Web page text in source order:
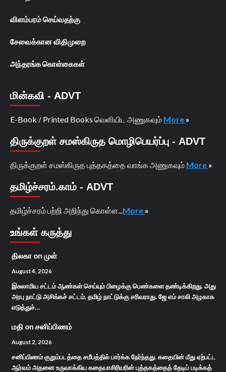
விளம்பரம் செய்வதற்கு
சேவைக்கான விதிமுறை
அந்தரங்க கொள்கைகள்
மின்கவி - ADVT
E-Book / Printed Books வெளியிட அணுகவும் More »
திருக்குறள் சமஸ்கிருத மொழிபெயர்ப்பு - ADVT
திருக்குறள் சமஸ்கிருத புத்தகத்தை வாங்க அணுகவும் More »
தமிழ்ச்சரம்.காம் - ADVT
தமிழ்ச்சரம் பற்றி அறிந்து கொள்ள... More »
உங்கள் கருத்து
திலகா on முள்
August 4, 2026
இசுலாமிய சட்டம் ஆண்கள் செய்யும் பிழைக்கு பெண்களை தண்டிக்கிறது. அது
அரபு நாட்டு அசிங்கச் சட்டம். தமிழ் நாட்டுக்கு சரிவராது. ஜே எம் சாலி அழகாக
எடுத்துச்…
மதி on சனிப்பிணம்
August 2, 2026
சனிப்பிணம் குறும்படத்தை சமீபத்தில் பார்க்க நேர்ந்தது. கதையின் மீது ஏற்பட்ட
ஆர்வம் அதனை உருவாக்கிய கதையாசிரியரின் புத்தகத்தைத் தேடிப் படிக்கத்